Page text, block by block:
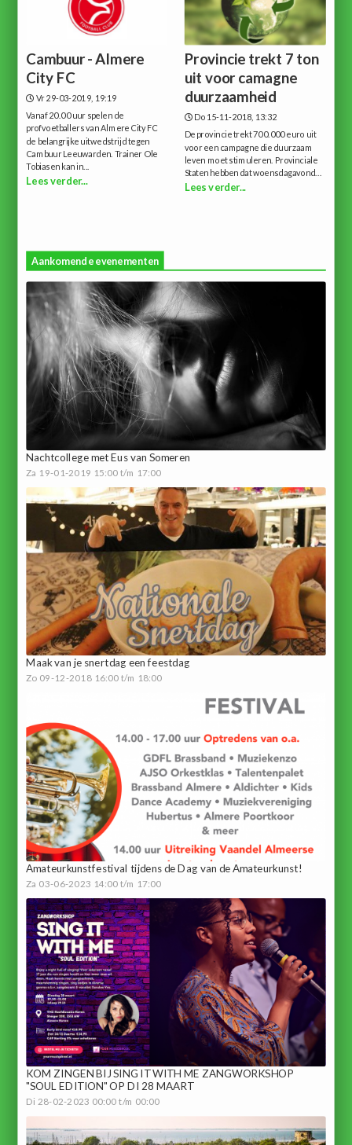
Cambuur - Almere
City FC
Vr 29-03-2019, 19:19
Vanaf 20.00 uur spelen de
profvoetballers van Almere City FC
de belangrijke uitwedstrijd tegen
Cambuur Leeuwarden. Trainer Ole
Tobiasen kan in...
Lees verder...
Provincie trekt 7 ton
uit voor camagne
duurzaamheid
Do 15-11-2018, 13:32
De provincie trekt 700.000 euro uit
voor een campagne die duurzaam
leven moet stimuleren. Provinciale
Staten hebben dat woensdagavond...
Lees verder...
Aankomende evenementen
Nachtcollege met Eus van Someren
Za 19-01-2019 15:00 t/m 17:00
Maak van je snertdag een feestdag
Zo 09-12-2018 16:00 t/m 18:00
Amateurkunstfestival tijdens de Dag van de Amateurkunst!
Za 03-06-2023 14:00 t/m 17:00
KOM ZINGEN BIJ SING IT WITH ME ZANGWORKSHOP
"SOUL EDITION" OP DI 28 MAART
Di 28-02-2023 00:00 t/m 00:00